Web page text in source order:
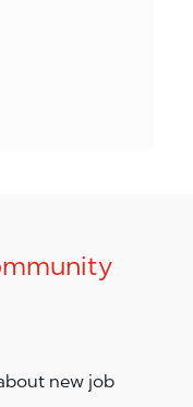
twitter
via email
new job